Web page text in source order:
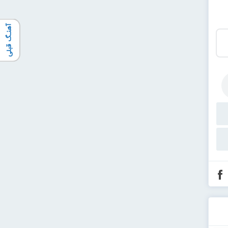
آهنـگ قبلی